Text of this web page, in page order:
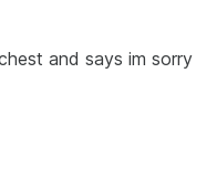
and says im sorry